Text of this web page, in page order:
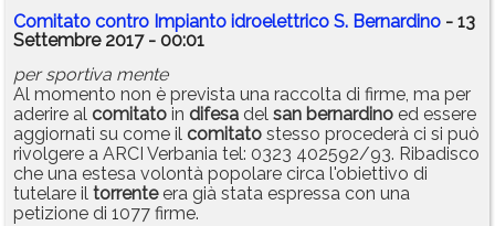
Comitato contro Impianto idroelettrico S. Bernardino - 13
Settembre 2017 - 00:01
per sportiva mente
Al momento non è prevista una raccolta di firme, ma per
aderire al comitato in difesa del san bernardino ed essere
aggiornati su come il comitato stesso procederà ci si può
rivolgere a ARCI Verbania tel: 0323 402592/93. Ribadisco
che una estesa volontà popolare circa l'obiettivo di
tutelare il torrenteera già stata espressa con una
petizione di 1077 firme.